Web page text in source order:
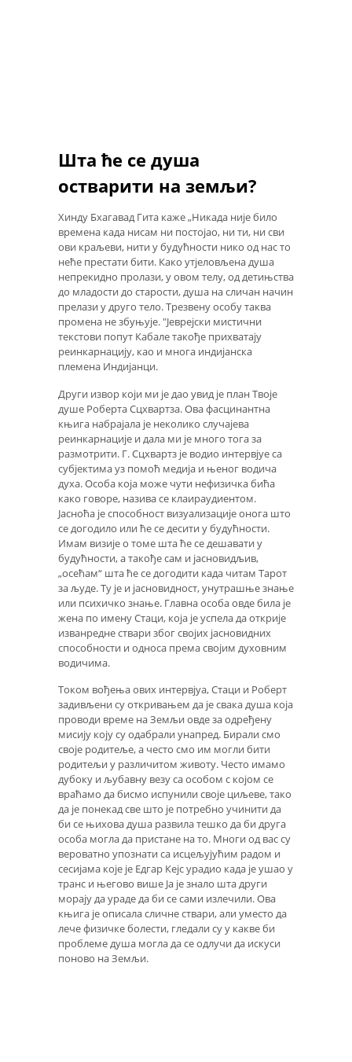
Шта ће се душа
остварити на земљи?
Хинду Бхагавад Гита каже „Никада није било
времена када нисам ни постојао, ни ти, ни сви
ови краљеви, нити у будућности нико од нас то
неће престати бити. Како утјеловљена душа
непрекидно пролази, у овом телу, од детињства
до младости до старости, душа на сличан начин
прелази у друго тело. Трезвену особу таква
промена не збуњује. "Јеврејски мистични
текстови попут Кабале такође прихватају
реинкарнацију, као и многа индијанска
племена Индијанци.
Други извор који ми је дао увид је план Твоје
душе Роберта Сцхвартза. Ова фасцинантна
књига набрајала је неколико случајева
реинкарнације и дала ми је много тога за
размотрити. Г. Сцхвартз је водио интервјуе са
субјектима уз помоћ медија и њеног водича
духа. Особа која може чути нефизичка бића
како говоре, назива се клаираудиентом.
Јасноћа је способност визуализације онога што
се догодило или ће се десити у будућности.
Имам визије о томе шта ће се дешавати у
будућности, а такође сам и јасновидљив,
„осећам“ шта ће се догодити када читам Тарот
за људе. Ту је и јасновидност, унутрашње знање
или психичко знање. Главна особа овде била је
жена по имену Стаци, која је успела да открије
изванредне ствари због својих јасновидних
способности и односа према својим духовним
водичима.
Током вођења ових интервјуа, Стаци и Роберт
задивљени су откривањем да је свака душа која
проводи време на Земљи овде за одређену
мисију коју су одабрали унапред. Бирали смо
своје родитеље, а често смо им могли бити
родитељи у различитом животу. Често имамо
дубоку и љубавну везу са особом с којом се
враћамо да бисмо испунили своје циљеве, тако
да је понекад све што је потребно учинити да
би се њихова душа развила тешко да би друга
особа могла да пристане на то. Многи од вас су
вероватно упознати са исцељујућим радом и
сесијама које је Едгар Кејс урадио када је ушао у
транс и његово више Ја је знало шта други
морају да ураде да би се сами излечили. Ова
књига је описала сличне ствари, али уместо да
лече физичке болести, гледали су у какве би
проблеме душа могла да се одлучи да искуси
поново на Земљи.